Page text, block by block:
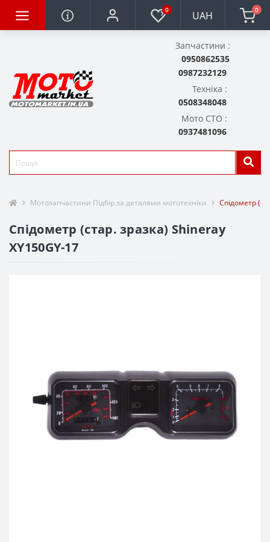
0 UAH 0
Запчастини :
0950862535
0987232129
Техніка :
0508348048
Мото СТО :
0937481096
Мотозапчастини Підбір за деталями мототехніки Спідометр
Спідометр (стар. зразка) Shineray
XY150GY-17